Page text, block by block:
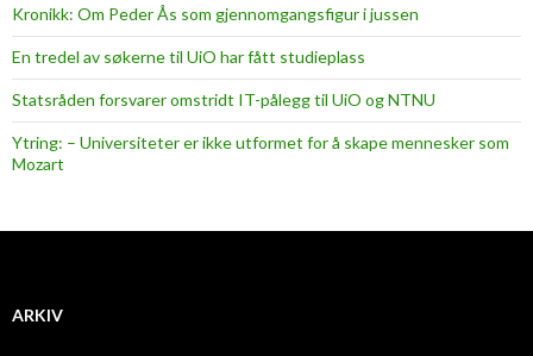
Kronikk: Om Peder Ås som gjennomgangsfigur i jussen
En tredel av søkerne til UiO har fått studieplass
Statsråden forsvarer omstridt IT-pålegg til UiO og NTNU
Ytring: – Universiteter er ikke utformet for å skape mennesker som
Mozart
ARKIV